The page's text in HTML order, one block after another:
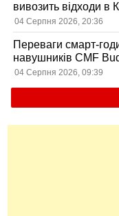
вивозить відходи в
04 Серпня 2026, 20:36
Переваги смарт-
навушників CMF
користувачів
04 Серпня 2026, 09:39